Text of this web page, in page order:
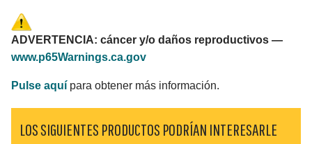
ADVERTENCIA: cáncer y/o daños reproductivos —
www.p65Warnings.ca.gov
Pulse aquí para obtener más información.
LOS SIGUIENTES PRODUCTOS PODRÍAN INTERESARLE